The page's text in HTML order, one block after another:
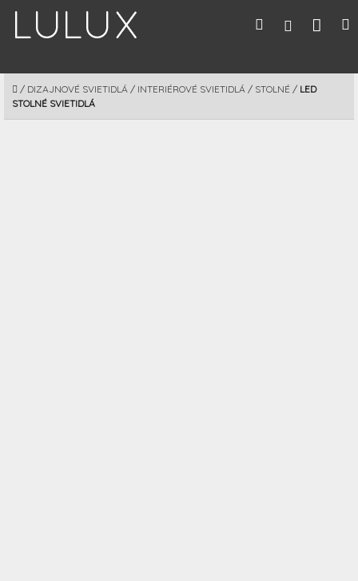
obsah
Hľadať
DOMOV
/ DIZAJNOVÉ SVIETIDLÁ / INTERIÉROVÉ SVIETIDLÁ / STOLNÉ / LED
STOLNÉ SVIETIDLÁ